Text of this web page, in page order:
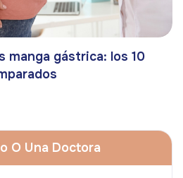
manga gástrica: los 10
O Una Doctora